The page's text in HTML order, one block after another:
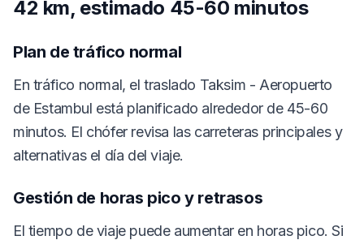
42 km, estimado 45-60 minutos
Plan de tráfico normal
En tráfico normal, el traslado Taksim - Aeropuerto
de Estambul está planificado alrededor de 45-60
minutos. El chófer revisa las carreteras principales y
alternativas el día del viaje.
Gestión de horas pico y retrasos
El tiempo de viaje puede aumentar en horas pico. Si